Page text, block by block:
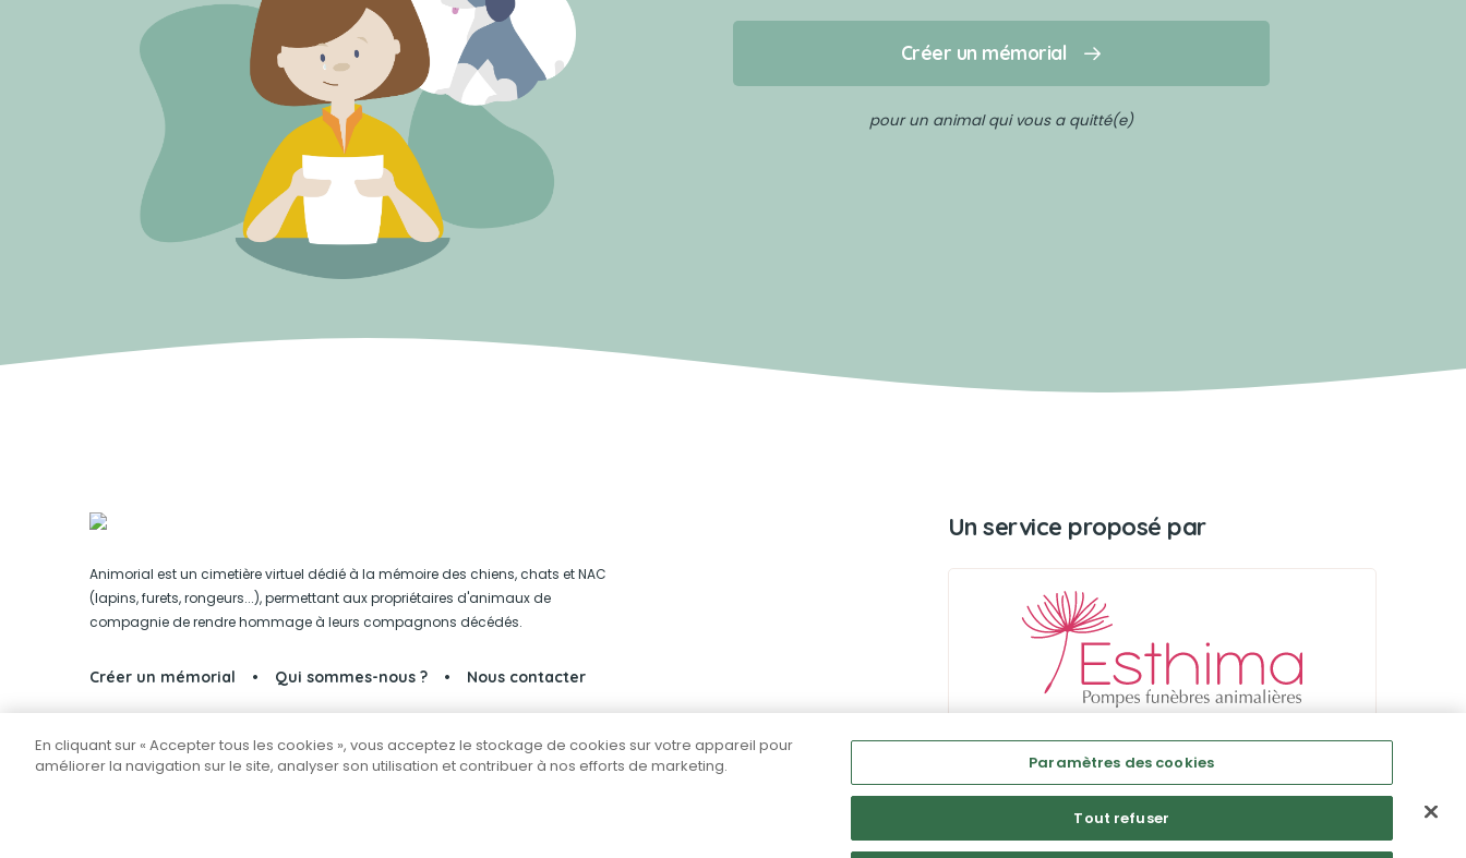
Créer un mémorial
pour un animal qui vous a quitté(e)
Animorial est un cimetière virtuel dédié à la mémoire des chiens, chats et NAC
(lapins, furets, rongeurs...), permettant aux propriétaires d'animaux de
compagnie de rendre hommage à leurs compagnons décédés.
Créer un mémorial Qui sommes-nous ? Nous contacter
Partager sur Facebook
Un service proposé par
En cliquant sur « Accepter tous les cookies », vous acceptez le stockage de cookies sur votre appareil pour
améliorer la navigation sur le site, analyser son utilisation et contribuer à nos efforts de marketing.
Paramètres des cookies
Tout refuser